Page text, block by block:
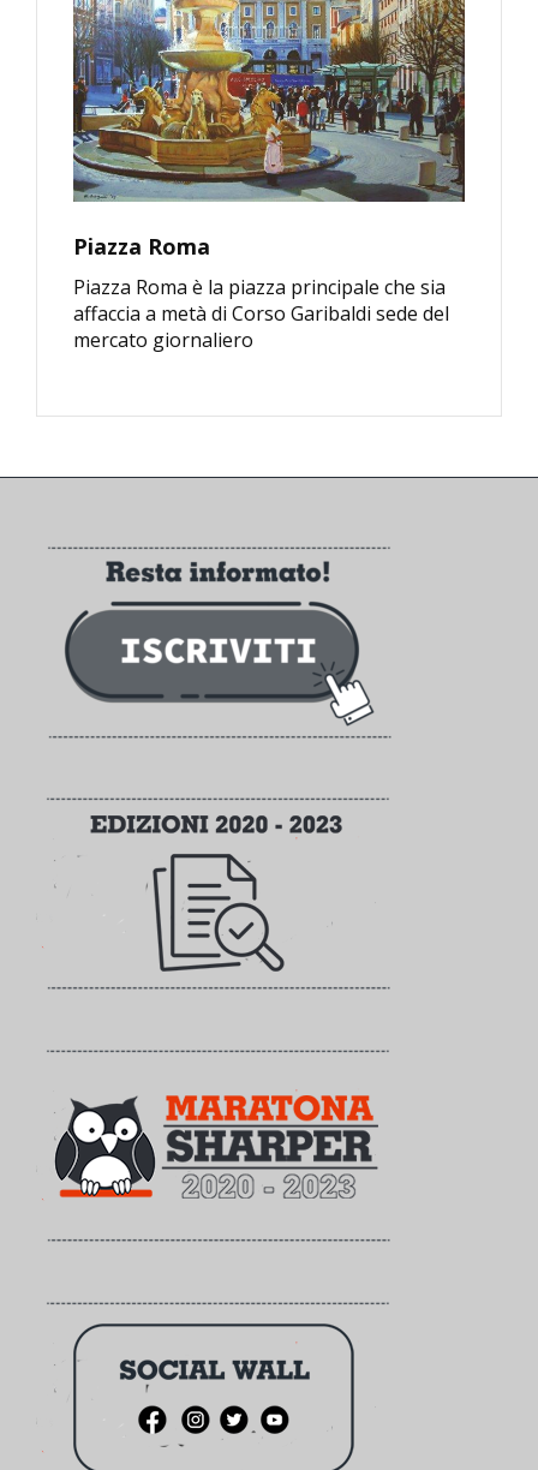
Piazza Roma
Piazza Roma è la piazza principale che sia
affaccia a metà di Corso Garibaldi sede del
mercato giornaliero